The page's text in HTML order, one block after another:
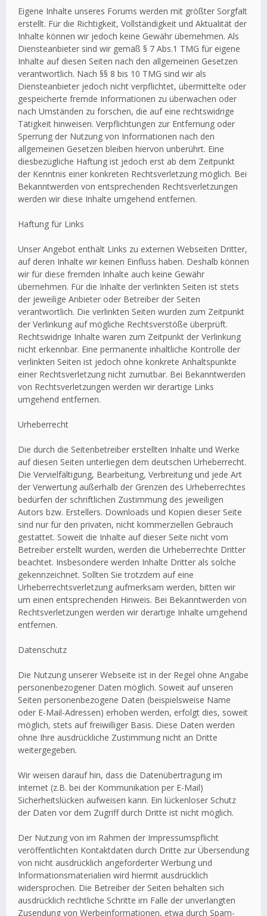
Eigene Inhalte unseres Forums werden mit größter Sorgfalt
erstellt. Für die Richtigkeit, Vollständigkeit und Aktualität der
Inhalte können wir jedoch keine Gewähr übernehmen. Als
Diensteanbieter sind wir gemäß § 7 Abs.1 TMG für eigene
Inhalte auf diesen Seiten nach den allgemeinen Gesetzen
verantwortlich. Nach §§ 8 bis 10 TMG sind wir als
Diensteanbieter jedoch nicht verpflichtet, übermittelte oder
gespeicherte fremde Informationen zu überwachen oder
nach Umständen zu forschen, die auf eine rechtswidrige
Tätigkeit hinweisen. Verpflichtungen zur Entfernung oder
Sperrung der Nutzung von Informationen nach den
allgemeinen Gesetzen bleiben hiervon unberührt. Eine
diesbezügliche Haftung ist jedoch erst ab dem Zeitpunkt
der Kenntnis einer konkreten Rechtsverletzung möglich. Bei
Bekanntwerden von entsprechenden Rechtsverletzungen
werden wir diese Inhalte umgehend entfernen.
Haftung für Links
Unser Angebot enthält Links zu externen Webseiten Dritter,
auf deren Inhalte wir keinen Einfluss haben. Deshalb können
wir für diese fremden Inhalte auch keine Gewähr
übernehmen. Für die Inhalte der verlinkten Seiten ist stets
der jeweilige Anbieter oder Betreiber der Seiten
verantwortlich. Die verlinkten Seiten wurden zum Zeitpunkt
der Verlinkung auf mögliche Rechtsverstöße überprüft.
Rechtswidrige Inhalte waren zum Zeitpunkt der Verlinkung
nicht erkennbar. Eine permanente inhaltliche Kontrolle der
verlinkten Seiten ist jedoch ohne konkrete Anhaltspunkte
einer Rechtsverletzung nicht zumutbar. Bei Bekanntwerden
von Rechtsverletzungen werden wir derartige Links
umgehend entfernen.
Urheberrecht
Die durch die Seitenbetreiber erstellten Inhalte und Werke
auf diesen Seiten unterliegen dem deutschen Urheberrecht.
Die Vervielfältigung, Bearbeitung, Verbreitung und jede Art
der Verwertung außerhalb der Grenzen des Urheberrechtes
bedürfen der schriftlichen Zustimmung des jeweiligen
Autors bzw. Erstellers. Downloads und Kopien dieser Seite
sind nur für den privaten, nicht kommerziellen Gebrauch
gestattet. Soweit die Inhalte auf dieser Seite nicht vom
Betreiber erstellt wurden, werden die Urheberrechte Dritter
beachtet. Insbesondere werden Inhalte Dritter als solche
gekennzeichnet. Sollten Sie trotzdem auf eine
Urheberrechtsverletzung aufmerksam werden, bitten wir
um einen entsprechenden Hinweis. Bei Bekanntwerden von
Rechtsverletzungen werden wir derartige Inhalte umgehend
entfernen.
Datenschutz
Die Nutzung unserer Webseite ist in der Regel ohne Angabe
personenbezogener Daten möglich. Soweit auf unseren
Seiten personenbezogene Daten (beispielsweise Name
oder E-Mail-Adressen) erhoben werden, erfolgt dies, soweit
möglich, stets auf freiwilliger Basis. Diese Daten werden
ohne Ihre ausdrückliche Zustimmung nicht an Dritte
weitergegeben.
Wir weisen darauf hin, dass die Datenübertragung im
Internet (z.B. bei der Kommunikation per E-Mail)
Sicherheitslücken aufweisen kann. Ein lückenloser Schutz
der Daten vor dem Zugriff durch Dritte ist nicht möglich.
Der Nutzung von im Rahmen der Impressumspflicht
veröffentlichten Kontaktdaten durch Dritte zur Übersendung
von nicht ausdrücklich angeforderter Werbung und
Informationsmaterialien wird hiermit ausdrücklich
widersprochen. Die Betreiber der Seiten behalten sich
ausdrücklich rechtliche Schritte im Falle der unverlangten
Zusendung von Werbeinformationen, etwa durch Spam-